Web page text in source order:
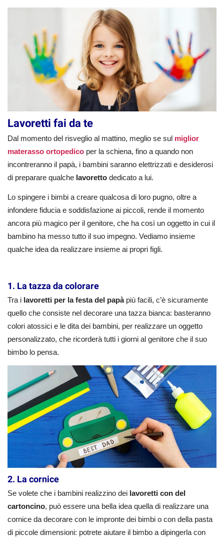
Lavoretti fai da te
Dal momento del risveglio al mattino, meglio se sul miglior
materasso ortopedico per la schiena, fino a quando non
incontreranno il papà, i bambini saranno elettrizzati e desiderosi
di preparare qualche lavoretto dedicato a lui.
Lo spingere i bimbi a creare qualcosa di loro pugno, oltre a
infondere fiducia e soddisfazione ai piccoli, rende il momento
ancora più magico per il genitore, che ha così un oggetto in cui il
bambino ha messo tutto il suo impegno. Vediamo insieme
qualche idea da realizzare insieme ai propri figli.
1. La tazza da colorare
Tra i lavoretti per la festa del papàpiù facili, c’è sicuramente
quello che consiste nel decorare una tazza bianca: basteranno
colori atossici e le dita dei bambini, per realizzare un oggetto
personalizzato, che ricorderà tutti i giorni al genitore che il suo
bimbo lo pensa.
2. La cornice
Se volete che i bambini realizzino dei lavoretti con del
cartoncino, può essere una bella idea quella di realizzare una
cornice da decorare con le impronte dei bimbi o con della pasta
di piccole dimensioni: potrete aiutare il bimbo a dipingerla con